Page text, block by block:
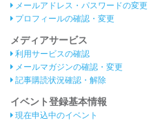
メールアドレス・パスワードの変更
プロフィールの確認・変更
メディアサービス
利用サービスの確認
メールマガジンの確認・変更
記事購読状況確認・解除
イベント登録基本情報
現在申込中のイベント